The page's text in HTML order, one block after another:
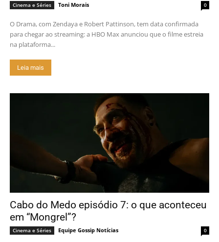
Cinema e Séries Toni Morais 0
O Drama, com Zendaya e Robert Pattinson, tem data confirmada
para chegar ao streaming: a HBO Max anunciou que o filme estreia
na plataforma...
Leia mais
Cabo do Medo episódio 7: o que aconteceu
em “Mongrel”?
Cinema e Séries Equipe Gossip Notícias 0